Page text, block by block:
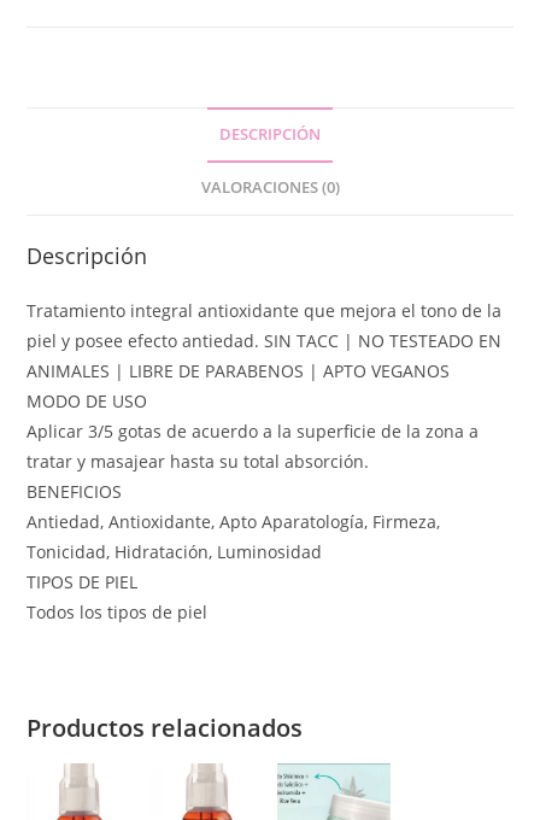
DESCRIPCIÓN
VALORACIONES (0)
Descripción
Tratamiento integral antioxidante que mejora el tono de la
piel y posee efecto antiedad. SIN TACC | NO TESTEADO EN
ANIMALES | LIBRE DE PARABENOS | APTO VEGANOS
MODO DE USO
Aplicar 3/5 gotas de acuerdo a la superficie de la zona a
tratar y masajear hasta su total absorción.
BENEFICIOS
Antiedad, Antioxidante, Apto Aparatología, Firmeza,
Tonicidad, Hidratación, Luminosidad
TIPOS DE PIEL
Todos los tipos de piel
Productos relacionados